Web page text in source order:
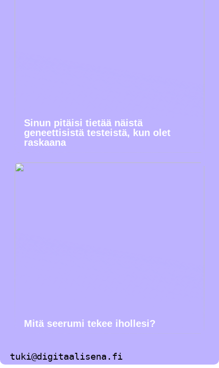
Sinun pitäisi tietää näistä
geneettisistä testeistä, kun olet
raskaana
Mitä seerumi tekee ihollesi?
tuki@digitaalisena.fi